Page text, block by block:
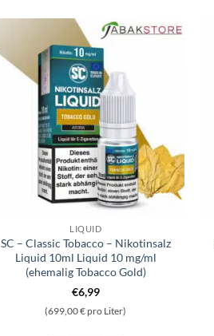
LIQUID
SC – Classic Tobacco – Nikotinsalz
Liquid 10ml Liquid 10 mg/ml
(ehemalig Tobacco Gold)
€6,99
(699,00 € pro Liter)